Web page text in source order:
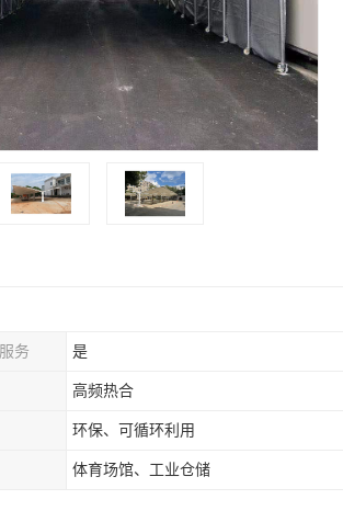
务 是
高频热合
环保、可循环利用
体育场馆、工业仓储